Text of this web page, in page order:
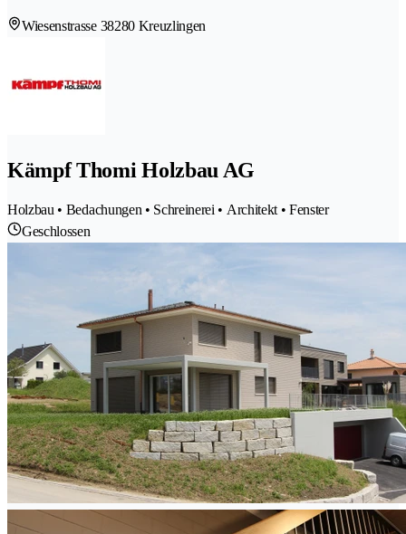
Wiesenstrasse 38280 Kreuzlingen
Kämpf Thomi Holzbau AG
Holzbau • Bedachungen • Schreinerei • Architekt • Fenster
Geschlossen